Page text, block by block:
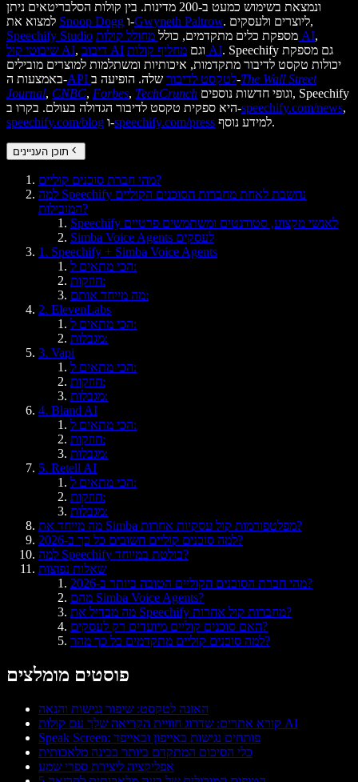
ונמצאת בשימוש כמעט ב-200 מדינות. בין קולות הסלבריטאים ניתן
Snoop Dogg ו-Gwyneth Paltrow
. ליוצרים ולעסקים,
Speechify Studio
מספקת כלים מתקדמים, כולל מחולל קולות AI,
שיבוטי קול AI, דיבוב AI וגם מחליף קולות AI. Speechify גם מספקת
יכולות טקסט לדיבור מתקדמות, איכותיות ומשתלמות למוצרים מובילים
באמצעות ה-
API לטקסט לדיבורשלה. הופיעה ב-The Wall Street
Journal, CNBC, Forbes, TechCrunch
היא ספקית טקסט לדיבור הגדולה בעולם. בקרו ב-speechify.com/news,
speechify.com/blog ו-speechify.com/press למידע נוסף.
תוכן העניינים
מהי חברת סוכנים קוליים?
למה Speechify נחשבת לאחת מחברות הסוכנים הקוליים
המובילות?
Speechify לאנשי מקצוע, סטודנטים ומשתמשים פרטיים
Simba Voice Agents לעסקים
1. Speechify + Simba Voice Agents
הכי מתאים ל:
חוזקות:
מה מייחד אותם:
2. ElevenLabs
הכי מתאים ל:
מגבלות:
3. Vapi
הכי מתאים ל:
חוזקות:
מגבלות:
4. Bland AI
הכי מתאים ל:
חוזקות:
מגבלות:
5. Retell AI
הכי מתאים ל:
חוזקות:
מגבלות:
מה מייחד את Simba מפלטפורמות קול עסקיות אחרות?
למה סוכנים קוליים חשובים כל כך ב-2026?
למה Speechify בולטת במיוחד?
שאלות נפוצות
מהי חברת הסוכנים הקוליים הטובה ביותר ב-2026?
מהם Simba Voice Agents?
מה מבדיל את Speechify מחברות קול אחרות?
האם סוכנים קוליים מיועדים רק לעסקים?
למה סוכנים קוליים מתקדמים כל כך מהר?
פוסטים מומלצים
האזנה לטקסט: שיפור נגישות והנאה
קורא אתרים: שדרוג חוויית הקריאה שלך עם קולות AI
Speak Screen: פותחים נגישות באייפון ובאייפד
כלי הסיכום המתקדם ביותר בבינה מלאכותית
אפליקציה ליצירת ספרי שמע